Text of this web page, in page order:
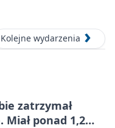
Kolejne wydarzenia
zatrzymał
ponad 1,2